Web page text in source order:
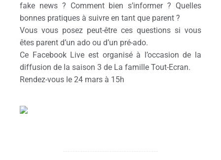
fake news ? Comment bien s’informer ? Quelles
bonnes pratiques à suivre en tant que parent ?
Vous vous posez peut-être ces questions si vous
êtes parent d’un ado ou d’un pré-ado.
Ce Facebook Live est organisé à l’occasion de la
diffusion de la saison 3 de La famille Tout-Ecran.
Rendez-vous le 24 mars à 15h